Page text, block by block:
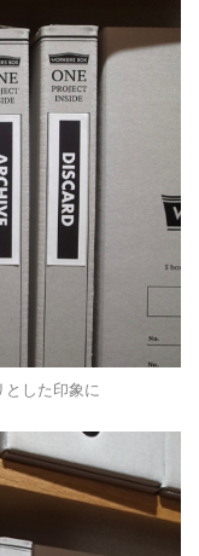
とした印象に